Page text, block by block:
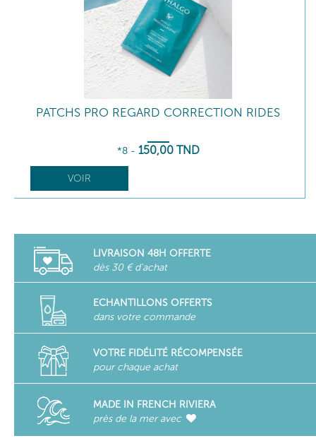
PATCHS PRO REGARD CORRECTION RIDES
*8 - 150,00 TND
VOIR
LIVRAISON 48H OFFERTE
dès 30 € d'achat
ECHANTILLONS OFFERTS
dans votre commande
VOTRE FIDÉLITÉ RÉCOMPENSÉE
pour chaque achat
MADE IN FRENCH RIVIERA
près de la mer avec